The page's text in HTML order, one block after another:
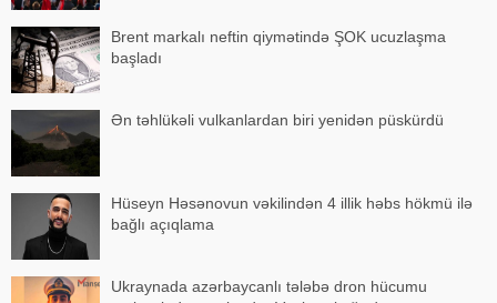
Brent markalı neftin qiymətində ŞOK ucuzlaşma
başladı
Ən təhlükəli vulkanlardan biri yenidən püskürdü
Hüseyn Həsənovun vəkilindən 4 illik həbs hökmü ilə
bağlı açıqlama
Ukraynada azərbaycanlı tələbə dron hücumu